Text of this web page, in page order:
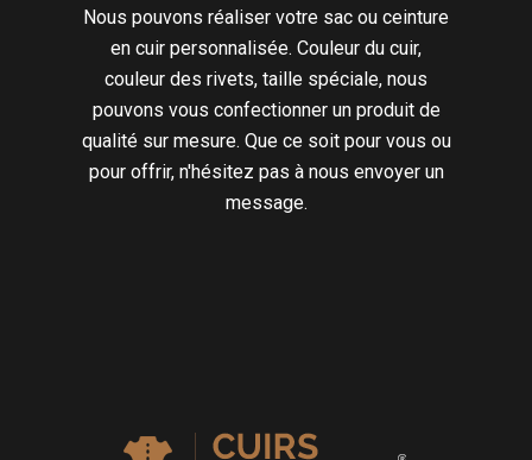
Nous pouvons réaliser votre sac ou ceinture
en cuir personnalisée. Couleur du cuir,
couleur des rivets, taille spéciale, nous
pouvons vous confectionner un produit de
qualité sur mesure. Que ce soit pour vous ou
pour offrir, n'hésitez pas à nous envoyer un
message.